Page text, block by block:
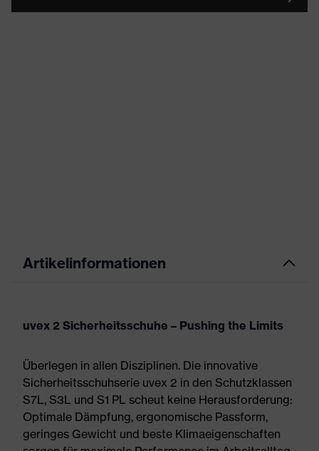
Artikelinformationen
uvex 2 Sicherheitsschuhe – Pushing the Limits
Überlegen in allen Disziplinen. Die innovative
Sicherheitsschuhserie uvex 2 in den Schutzklassen
S7L, S3L und S1 PL scheut keine Herausforderung:
Optimale Dämpfung, ergonomische Passform,
geringes Gewicht und beste Klimaeigenschaften